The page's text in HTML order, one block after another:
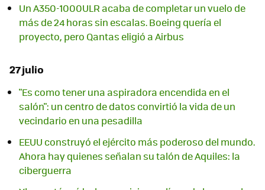
Un A350-1000ULR acaba de completar un vuelo de
más de 24 horas sin escalas. Boeing quería el
proyecto, pero Qantas eligió a Airbus
27 julio
"Es como tener una aspiradora encendida en el
salón": un centro de datos convirtió la vida de un
vecindario en una pesadilla
EEUU construyó el ejército más poderoso del mundo.
Ahora hay quienes señalan su talón de Aquiles: la
ciberguerra